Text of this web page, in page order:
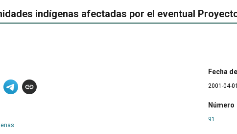
indígenas afectadas por el eventual
Fecha
2001-04-01
Número
91